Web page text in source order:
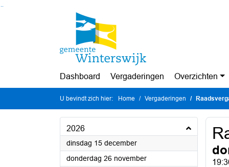
Ga naar de inhoud van deze pagina
Dashboard Vergaderingen Overzichten
U bevindt zich hier: Home Vergaderingen
2026
dinsdag 15 december2026
donderdag 26 november2026